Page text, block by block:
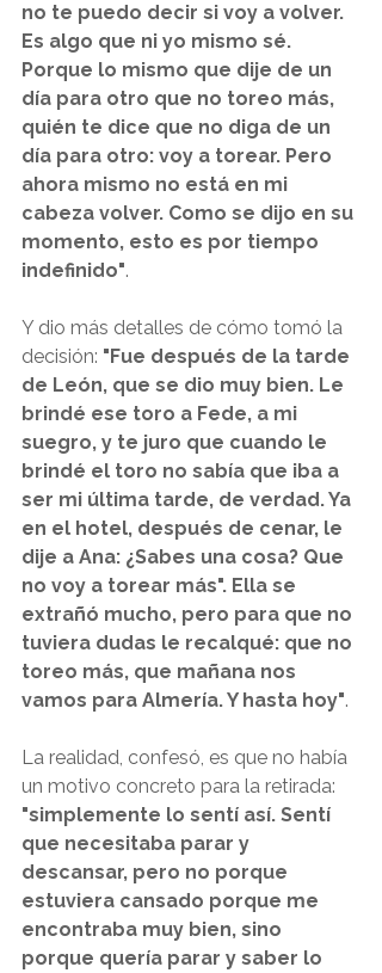
no te puedo decir si voy a volver.
Es algo que ni yo mismo sé.
Porque lo mismo que dije de un
día para otro que no toreo más,
quién te dice que no diga de un
día para otro: voy a torear. Pero
ahora mismo no está en mi
cabeza volver. Como se dijo en su
momento, esto es por tiempo
indefinido".
Y dio más detalles de cómo tomó la
decisión: "Fue después de la tarde
de León, que se dio muy bien. Le
brindé ese toro a Fede, a mi
suegro, y te juro que cuando le
brindé el toro no sabía que iba a
ser mi última tarde, de verdad. Ya
en el hotel, después de cenar, le
dije a Ana: ¿Sabes una cosa? Que
no voy a torear más". Ella se
extrañó mucho, pero para que no
tuviera dudas le recalqué: que no
toreo más, que mañana nos
vamos para Almería. Y hasta hoy".
La realidad, confesó, es que no había
un motivo concreto para la retirada:
"simplemente lo sentí así. Sentí
que necesitaba parar y
descansar, pero no porque
estuviera cansado porque me
encontraba muy bien, sino
porque quería parar y saber lo